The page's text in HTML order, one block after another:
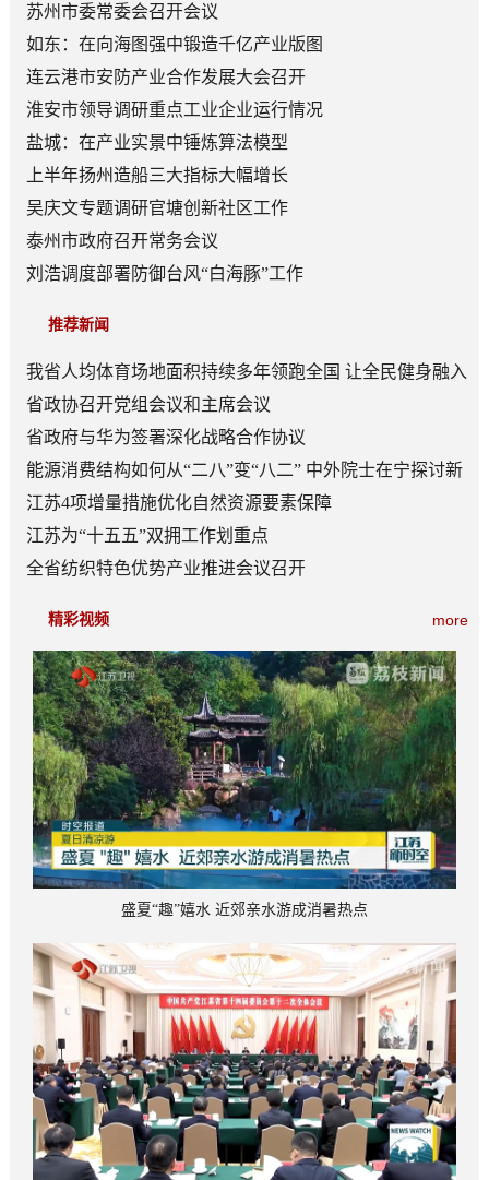
苏州市委常委会召开会议
如东：在向海图强中锻造千亿产业版图
连云港市安防产业合作发展大会召开
淮安市领导调研重点工业企业运行情况
盐城：在产业实景中锤炼算法模型
上半年扬州造船三大指标大幅增长
吴庆文专题调研官塘创新社区工作
泰州市政府召开常务会议
刘浩调度部署防御台风“白海豚”工作
推荐新闻
我省人均体育场地面积持续多年领跑全国 让全民健身融入
日常成为风尚
省政协召开党组会议和主席会议
省政府与华为签署深化战略合作协议
能源消费结构如何从“二八”变“八二” 中外院士在宁探讨新
型能源体系建设
江苏4项增量措施优化自然资源要素保障
江苏为“十五五”双拥工作划重点
全省纺织特色优势产业推进会议召开
more
精彩视频
盛夏“趣”嬉水 近郊亲水游成消暑热点